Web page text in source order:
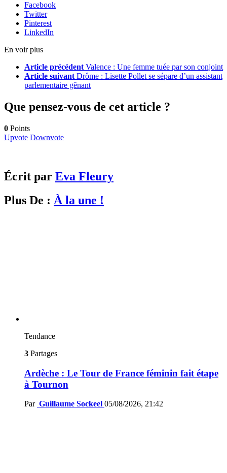
Facebook
Twitter
Pinterest
LinkedIn
En voir plus
Article précédent Valence : Une femme tuée par son conjoint
Article suivant Drôme : Lisette Pollet se sépare d’un assistant
parlementaire gênant
Que pensez-vous de cet article ?
0 Points
Upvote Downvote
Écrit par Eva Fleury
Plus De : À la une !
Tendance
3 Partages
Ardèche : Le Tour de France féminin fait étape
à Tournon
Par Guillaume Sockeel 05/08/2026, 21:42